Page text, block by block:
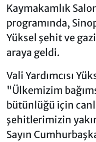
Kaymakamlık
programında,
Yüksel şehit ve
araya geldi.
Vali Yardımcısı
"Ülkemizim
bütünlüğü için
şehitlerimizin
Sayın